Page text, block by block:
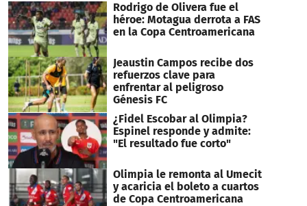
Rodrigo de Olivera fue el
héroe: Motagua derrota a FAS
en la Copa Centroamericana
Jeaustin Campos recibe dos
refuerzos clave para
enfrentar al peligroso
Génesis FC
¿Fidel Escobar al Olimpia?
Espinel responde y admite:
"El resultado fue corto"
Olimpia le remonta al Umecit
y acaricia el boleto a cuartos
de Copa Centroamericana